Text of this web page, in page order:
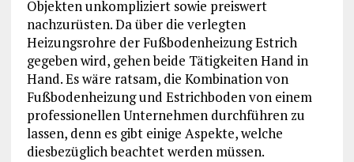
Objekten unkompliziert sowie preiswert
nachzurüsten. Da über die verlegten
Heizungsrohre der Fußbodenheizung Estrich
gegeben wird, gehen beide Tätigkeiten Hand in
Hand. Es wäre ratsam, die Kombination von
Fußbodenheizung und Estrichboden von einem
professionellen Unternehmen durchführen zu
lassen, denn es gibt einige Aspekte, welche
diesbezüglich beachtet werden müssen.